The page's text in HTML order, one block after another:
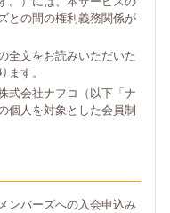
との間の権利義務関係が
全文をお読みいただいた
ます。
式会社ナフコ（以下「ナ
個人を対象とした会員制
ンバーズへの入会申込み